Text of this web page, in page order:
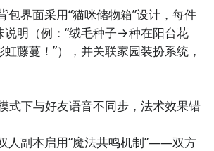
测？公测
喵出法随大事件
“ 九游喵出法随”专区；
界面采用“猫咪储物箱”设计，每件
说明（例：“绒毛种子→种在阳台花
藤蔓！”），并关联家园装扮系统，
式下与好友语音不同步，法术效果错
副本启用“魔法共鸣机制”——双方